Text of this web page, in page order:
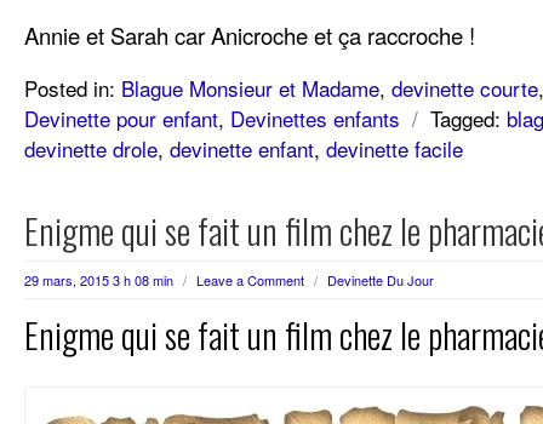
Annie et Sarah car Anicroche et ça raccroche !
Posted in: Blague Monsieur et Madame, devinette courte
Devinette pour enfant, Devinettes enfants / Tagged:
devinette drole, devinette enfant, devinette facile
Enigme qui se fait un film chez le
29 mars, 2015 3 h 08 min / Leave a Comment / Devinette Du Jour
Enigme qui se fait un film chez le